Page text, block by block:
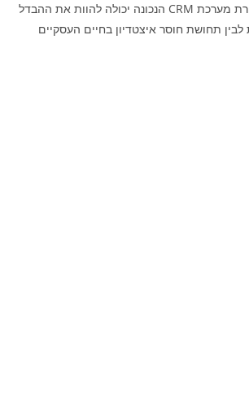
והמידע הוא כוח, בחירת מערכת CRM הנכונה יכולה להוות את ההבדל
תחושת חוסר איצטדיון בחיים העסקיים